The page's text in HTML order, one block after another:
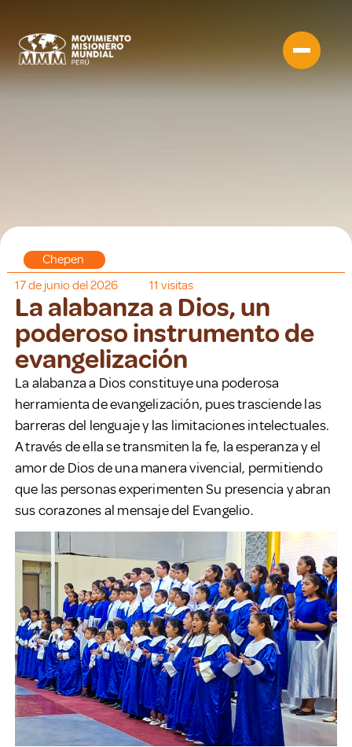
Chepen
17 de junio del 2026
11 visitas
La alabanza a Dios, un
poderoso instrumento de
evangelización
La alabanza a Dios constituye una poderosa
herramienta de evangelización, pues trasciende las
barreras del lenguaje y las limitaciones intelectuales.
A través de ella se transmiten la fe, la esperanza y el
amor de Dios de una manera vivencial, permitiendo
que las personas experimenten Su presencia y abran
sus corazones al mensaje del Evangelio.